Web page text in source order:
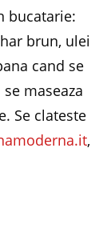
bucatarie:
brun, ulei
cand se
maseaza
Se clateste
,